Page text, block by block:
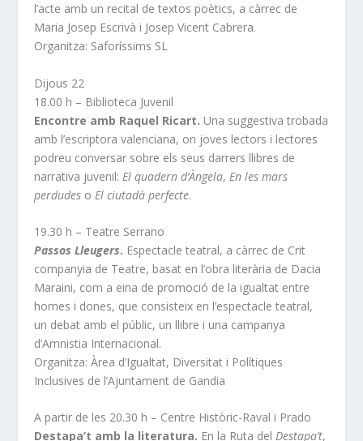
l’acte amb un recital de textos poètics, a càrrec de
Maria Josep Escrivà i Josep Vicent Cabrera.
Organitza: Saforíssims SL
Dijous 22
18.00 h – Biblioteca Juvenil
Encontre amb Raquel Ricart. Una suggestiva trobada
amb l’escriptora valenciana, on joves lectors i lectores
podreu conversar sobre els seus darrers llibres de
narrativa juvenil: El quadern d’Àngela, En les mars
perdudes o El ciutadà perfecte.
19.30 h – Teatre Serrano
Passos Lleugers. Espectacle teatral, a càrrec de Crit
companyia de Teatre, basat en l’obra literària de Dacia
Maraini, com a eina de promoció de la igualtat entre
homes i dones, que consisteix en l’espectacle teatral,
un debat amb el públic, un llibre i una campanya
d’Amnistia Internacional.
Organitza: Àrea d’Igualtat, Diversitat i Polítiques
Inclusives de l’Ajuntament de Gandia
A partir de les 20.30 h – Centre Històric-Raval i Prado
Destapa’t amb la literatura. En la Ruta delDestapa’t,